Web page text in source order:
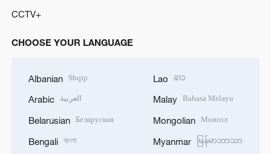
CCTV+
CHOOSE YOUR LANGUAGE
Albanian Shqip
Arabic العربية
Belarusian Беларуская
Bengali বাংলা
Lao ລາວ
Malay Bahasa Melayu
Mongolian Монгол
Myanmar မြန်မာဘာသာ